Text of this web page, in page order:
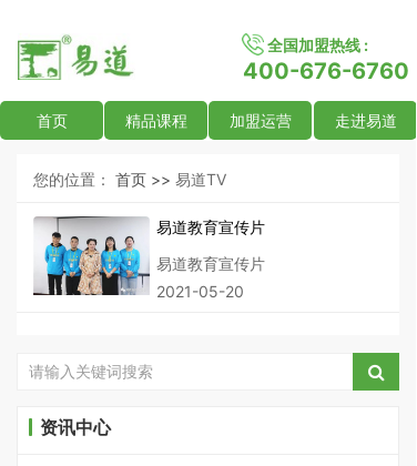
全国加盟热线 :
400-676-6760
首页 精品课程 加盟运营 走进易道
您的位置： 首页 >> 易道TV
易道教育宣传片
易道教育宣传片
2021-05-20
资讯中心